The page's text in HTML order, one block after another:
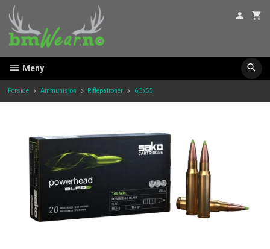
innholdet
Meny
Forside Ammunisjon Riflepatroner 6,5x55